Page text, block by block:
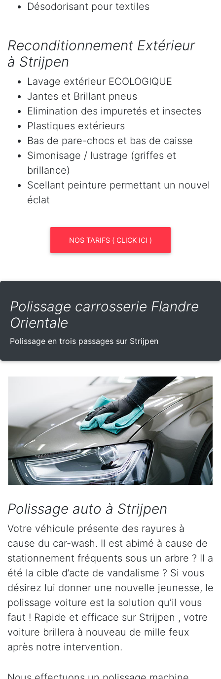
Désodorisant pour textiles
Reconditionnement Extérieur
à Strijpen
Lavage extérieur ECOLOGIQUE
Jantes et Brillant pneus
Elimination des impuretés et insectes
Plastiques extérieurs
Bas de pare-chocs et bas de caisse
Simonisage / lustrage (griffes et
brillance)
Scellant peinture permettant un nouvel
éclat
NOS TARIFS ( CLICK ICI )
Polissage carrosserie Flandre
Orientale
Polissage en trois passages sur Strijpen
Polissage auto à Strijpen
Votre véhicule présente des rayures à
cause du car-wash. Il est abimé à cause de
stationnement fréquents sous un arbre ? Il a
été la cible d’acte de vandalisme ? Si vous
désirez lui donner une nouvelle jeunesse, le
polissage voiture est la solution qu’il vous
faut ! Rapide et efficace sur Strijpen , votre
voiture brillera à nouveau de mille feux
après notre intervention.